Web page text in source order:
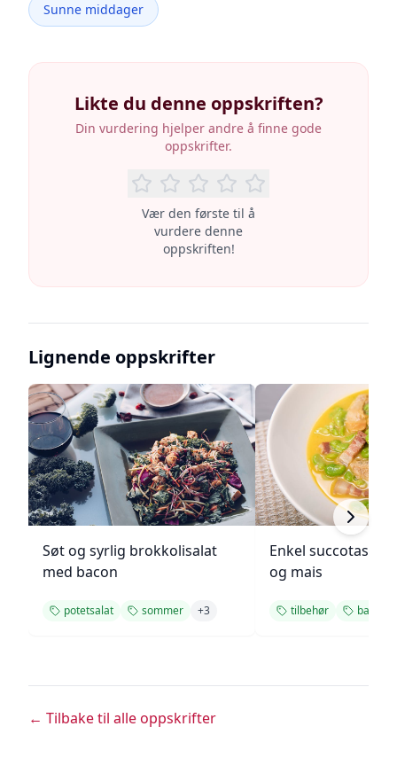
Sunne middager
Likte du denne oppskriften?
Din vurdering hjelper andre å finne gode
oppskrifter.
Vær den første til å
vurdere denne
oppskriften!
Lignende oppskrifter
Søt og syrlig brokkolisalat
med bacon
potetsalat sommer +3
Enkel succotash
og mais
tilbehør bacon
← Tilbake til alle oppskrifter